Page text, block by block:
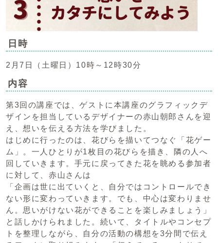
日時
2月7日（土曜日）10時～12時30分
内容
第3回の講座では、ゲストに本講座のグラフィックデ
ザインを担当しているデザイナーの赤山朝郎さんを迎
え、想いを伝える方法を学びました。
はじめに行ったのは、花びらを描いてつなぐ「花ゲー
ム」。一人ひとりが1枚目の花びらを描き、隣の人へ
回していきます。手元に戻ってきた花を眺める参加者
に対して、赤山さんは
「企画は世に出ていくと、自分ではコントロールでき
ない形に変わっていきます。でも、中心は変わりませ
ん。思いがけない花ができることを楽しみましょう」
と話しかけられました。続いて、タイトルやコンセプ
トを整理しながら、自分の活動の構想を3分間で伝え